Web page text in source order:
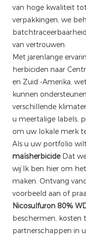
van hoge kwaliteit
verpakkingen, we
van vertrouwen.
Met jarenlange
herbiciden naar
en Zuid -Amerika,
kunnen
verschillende
u meertalige labels,
om uw lokale merk
Als u uw portfolio
maïsherbicide Dat
wij’Ik ben hier om
maken. Ontvang
voorbeeld aan of
Nicosulfuron 80%
beschermen, kosten
partnerschappen in